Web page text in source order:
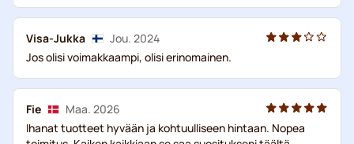
Visa-Jukka
Jou. 2024
Jos olisi voimakkaampi, olisi erinomainen.
Fie
Maa. 2026
Ihanat tuotteet hyvään ja kohtuulliseen hintaan. Nopea